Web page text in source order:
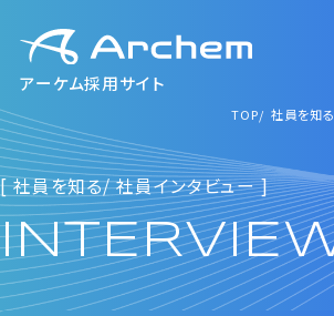
アーケム採用サイト
TOP 社員
TOP 社員を知る
[ 社員を知る/ 社員インタビュー ]